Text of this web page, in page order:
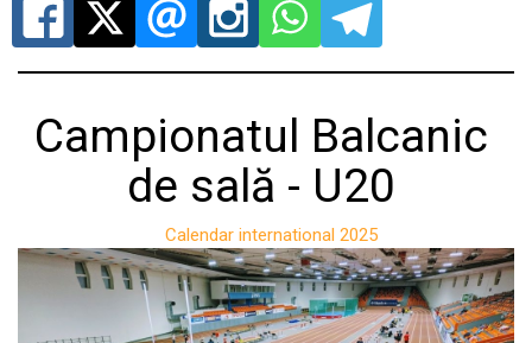
Campionatul Balcanic
de sală - U20
Calendar international 2025